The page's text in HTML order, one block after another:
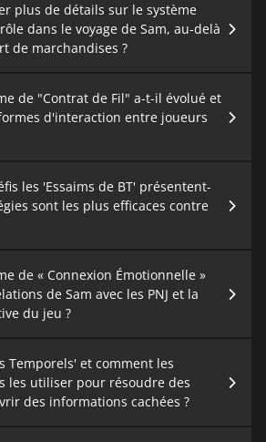
plus de détails sur le système
dans le voyage de Sam, au-delà
de marchandises ?
de "Contrat de Fil" a-t-il évolué et
d'interaction entre joueurs
les 'Essaims de BT' présentent-
sont les plus efficaces contre
de « Connexion Émotionnelle »
de Sam avec les PNJ et la
du jeu ?
Temporels' et comment les
les utiliser pour résoudre des
des informations cachées ?